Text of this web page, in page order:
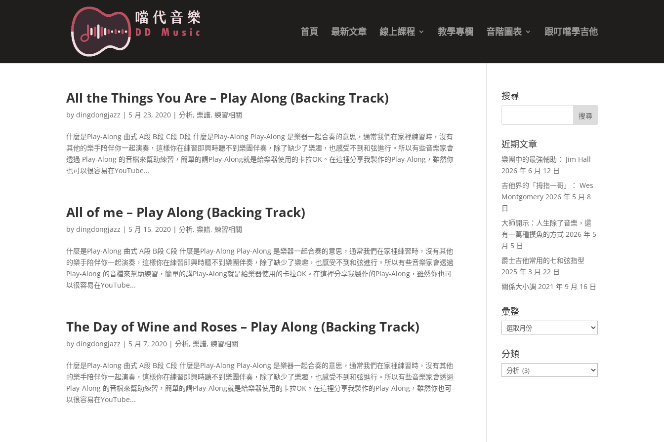
首頁 最新文章 線上課程 教學專欄 音階圖表 跟叮噹學吉他
All the Things You Are – Play Along (Backing Track)
bydingdongjazz | 5 月 23, 2020 |分析,樂譜,練習相關
什麼是Play-Along 曲式 A段 B段 C段 D段 什麼是Play-Along Play-Along 是樂器一起合奏的意思，通常我們在家裡練習時，沒有
其他的樂手陪伴你一起演奏，這樣你在練習即興時聽不到樂團伴奏，除了缺少了樂趣，也感受不到和弦進行。所以有些音樂家會
透過 Play-Along 的音檔來幫助練習，簡單的講Play-Along就是給樂器使用的卡拉OK。在這裡分享我製作的Play-Along，雖然你
也可以很容易在YouTube...
All of me – Play Along (Backing Track)
bydingdongjazz | 5 月 15, 2020 |分析,樂譜,練習相關
什麼是Play-Along 曲式 A段 B段 C段 什麼是Play-Along Play-Along 是樂器一起合奏的意思，通常我們在家裡練習時，沒有其他
的樂手陪伴你一起演奏，這樣你在練習即興時聽不到樂團伴奏，除了缺少了樂趣，也感受不到和弦進行。所以有些音樂家會透過
Play-Along 的音檔來幫助練習，簡單的講Play-Along就是給樂器使用的卡拉OK。在這裡分享我製作的Play-Along，雖然你也可
以很容易在YouTube...
The Day of Wine and Roses – Play Along (Backing Track)
bydingdongjazz | 5 月 7, 2020 |分析,樂譜,練習相關
什麼是Play-Along 曲式 A段 B段 C段 什麼是Play-Along Play-Along 是樂器一起合奏的意思，通常我們在家裡練習時，沒有其他
的樂手陪伴你一起演奏，這樣你在練習即興時聽不到樂團伴奏，除了缺少了樂趣，也感受不到和弦進行。所以有些音樂家會透過
Play-Along 的音檔來幫助練習，簡單的講Play-Along就是給樂器使用的卡拉OK。在這裡分享我製作的Play-Along，雖然你也可
以很容易在YouTube...
搜尋
近期文章
樂團中的最強輔助： Jim Hall
2026 年 6 月 12 日
吉他界的「拇指一哥」： Wes
Montgomery 2026 年 5 月 8
日
大師開示：人生除了音樂，還
有一萬種摸魚的方式 2026 年 5
月 5 日
爵士吉他常用的七和弦指型
2025 年 3 月 22 日
關係大小調 2021 年 9 月 16 日
彙整
彙
整
分類
分
類